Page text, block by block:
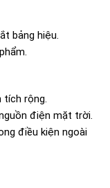
bảng hiệu.
tích rộng.
điện mặt trời.
điều kiện ngoài